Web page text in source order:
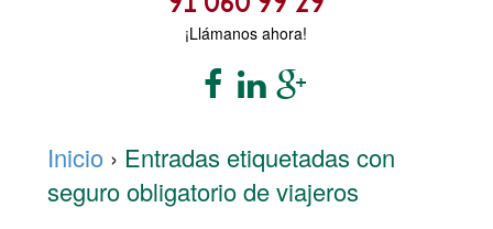
¡Llámanos ahora!
Inicio › Entradas etiquetadas con
seguro obligatorio de viajeros